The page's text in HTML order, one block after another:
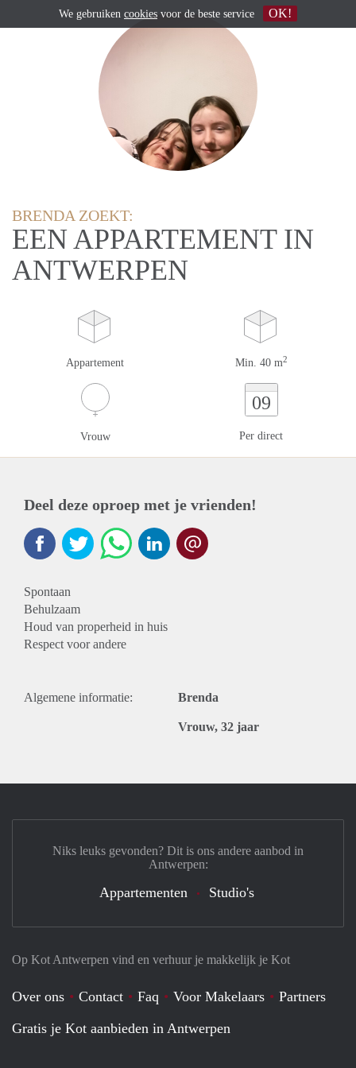
BRENDA ZOEKT:
EEN APPARTEMENT IN
ANTWERPEN
Appartement Min. 40 m2
Vrouw
09
Per direct
Deel deze oproep met je vrienden!
Spontaan
Behulzaam
Houd van properheid in huis
Respect voor andere
Algemene informatie: Brenda
Vrouw, 32 jaar
Op Kot Antwerpen vind en verhuur je makkelijk je Kot
Over ons Contact Faq Voor Makelaars
Partners
Gratis je Kot aanbieden in Antwerpen
Niks leuks gevonden? Dit is ons andere aanbod in
Antwerpen:
Appartementen Studio's
We gebruiken cookies voor de beste service OK!